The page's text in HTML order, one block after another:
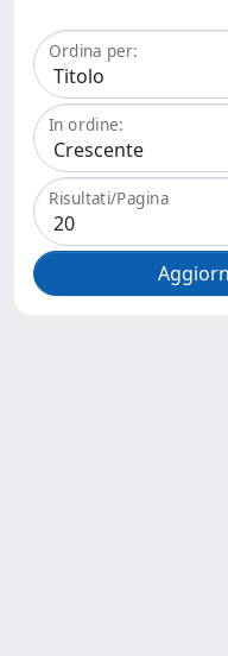
Ordina per:
In ordine:
Risultati/Pagina